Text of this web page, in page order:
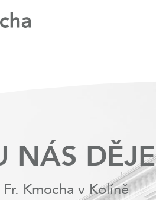
NÁS DĚJE
Kmocha v Kolíně